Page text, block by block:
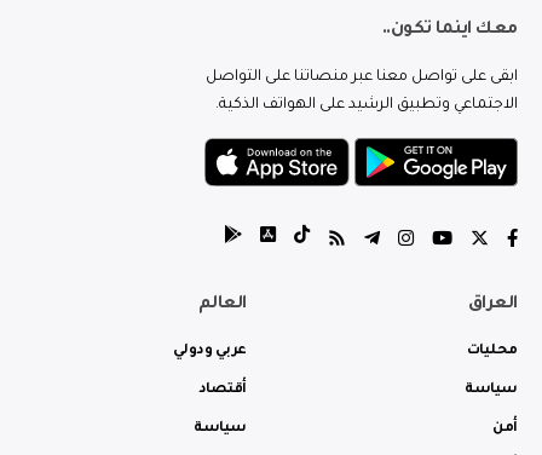
معك اينما تكون..
ابقى على تواصل معنا عبر منصاتنا على التواصل
الاجتماعي وتطبيق الرشيد على الهواتف الذكية.
العراق
محليات
سياسة
أمن
العالم
عربي ودولي
أقتصاد
سياسة